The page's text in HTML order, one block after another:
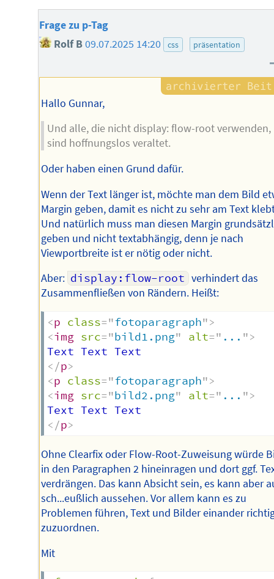
Frage zu p-Tag
Rolf B09.07.2025 14:20 css präsentation
Hallo Gunnar,
Und alle, die nicht display: flow-root verwenden,
sind hoffnungslos veraltet.
Oder haben einen Grund dafür.
Wenn der Text länger ist, möchte man dem Bild
Margin geben, damit es nicht zu sehr am Text
Und natürlich muss man diesen Margin
geben und nicht textabhängig, denn je nach
Viewportbreite ist er nötig oder nicht.
Aber: display:flow-root verhindert das
Zusammenfließen von Rändern. Heißt:
<p class="fotoparagraph">
<img src="bild1.png" alt=" ... ">
</p>
<p class="fotoparagraph">
<img src="bild2.png" alt=" ... ">
</p>
Ohne Clearfix oder Flow-Root-Zuweisung würde
in den Paragraphen 2 hineinragen und dort ggf.
verdrängen. Das kann Absicht sein, es kann aber
sch...eußlich aussehen. Vor allem kann es zu
Problemen führen, Text und Bilder einander
zuzuordnen.
Mit